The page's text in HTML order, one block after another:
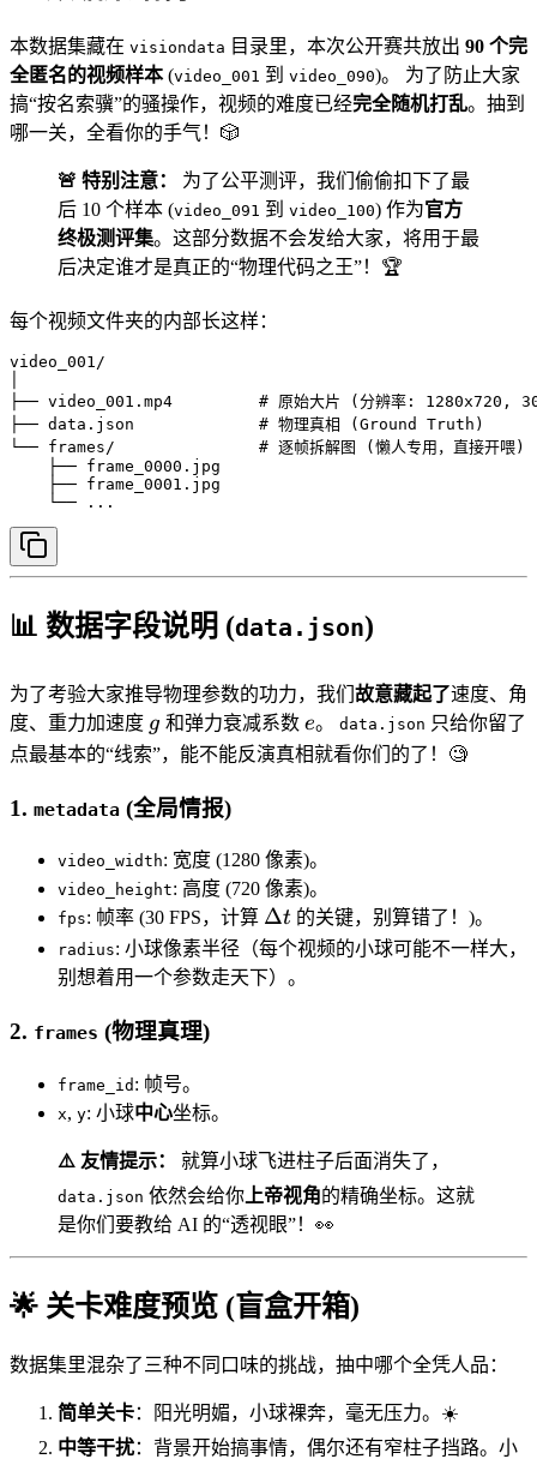
本数据集藏在 visiondata 目录里，本次公开赛共放出 90 个完
全匿名的视频样本(video_001 到 video_090)。 为了防止大家
搞“按名索骥”的骚操作，视频的难度已经完全随机打乱。抽到
哪一关，全看你的手气！🎲
🚨 特别注意：
为了公平测评，我们偷偷扣下了最
后 10 个样本 (video_091 到 video_100) 作为官方
终极测评集。这部分数据不会发给大家，将用于最
后决定谁才是真正的“物理代码之王”！🏆
每个视频文件夹的内部长这样：
video_001/
├── video_001.mp4         # 原始大片 (分辨率: 1280x720,
├── data.json             # 物理真相 (Ground Truth)
└── frames/               # 逐帧拆解图 (懒人专用，直接开喂)
    ├── frame_0000.jpg
    ├── frame_0001.jpg
    └── ...
📊 数据字段说明 (data.json)
为了考验大家推导物理参数的功力，我们 故意藏起了速度、角
度、重力加速度 g
g 和弹力衰减系数 e
e。 data.json 只给你留了
点最基本的“线索”，能不能反演真相就看你们的了！🧐
1. metadata (全局情报)
video_width: 宽度 (1280 像素)。
video_height: 高度 (720 像素)。
fps: 帧率 (30 FPS，计算 \Delta
t
Δt 的关键，别算错了！)。
radius: 小球像素半径（每个视频的小球可能不一样大，
别想着用一个参数走天下）。
2. frames (物理真理)
frame_id : 帧号。
x, y: 小球中心坐标。
⚠️ 友情提示： 就算小球飞进柱子后面消失了，
data.json 依然会给你 上帝视角的精确坐标。这就
是你们要教给 AI 的“透视眼”！👀
🌟 关卡难度预览 (盲盒开箱)
数据集里混杂了三种不同口味的挑战，抽中哪个全凭人品：
简单关卡：阳光明媚，小球裸奔，毫无压力。☀️
中等干扰：背景开始搞事情，偶尔还有窄柱子挡路。小